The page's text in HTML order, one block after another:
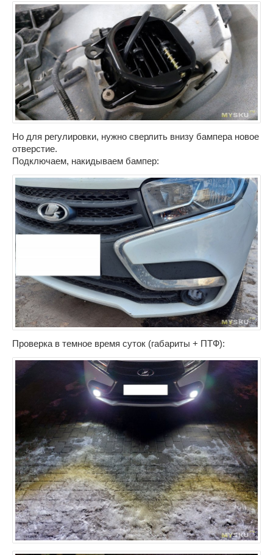
Но для регулировки, нужно сверлить внизу бампера новое
отверстие.
Подключаем, накидываем бампер:
Проверка в темное время суток (габариты + ПТФ):